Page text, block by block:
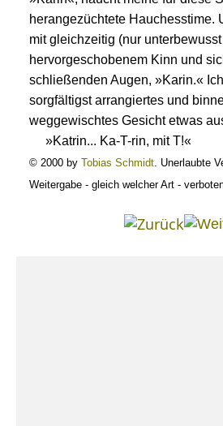
herangezüchtete Hauchesstime.
mit gleichzeitig (nur
hervorgeschobenem Kinn und
schließenden Augen, »Karin.«
sorgfältigst arrangiertes und
weggewischtes Gesicht etwas
»Katrin... Ka-T-rin, mit T!«
© 2000 by Tobias Schmidt. Unerlaubte
Weitergabe - gleich welcher Art -